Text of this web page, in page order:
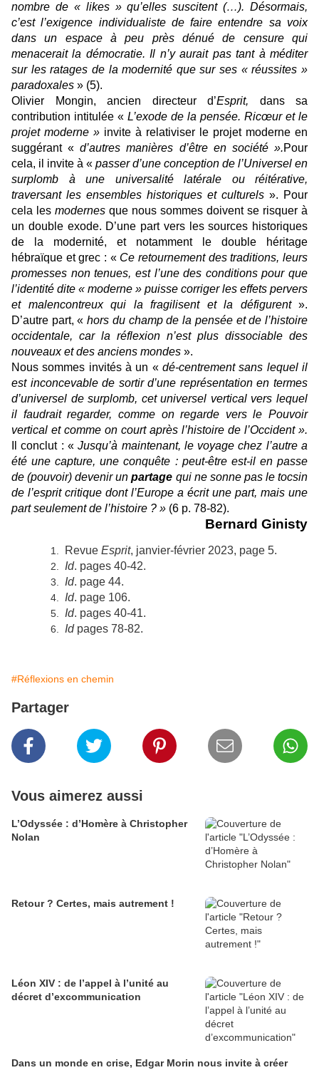
nombre de « likes » qu’elles suscitent (…). Désormais,
c’est l’exigence individualiste de faire entendre sa voix
dans un espace à peu près dénué de censure qui
menacerait la démocratie. Il n’y aurait pas tant à méditer
sur les ratages de la modernité que sur ses « réussites »
paradoxales » (5).
Olivier Mongin, ancien directeur d’Esprit, dans sa
contribution intitulée « L’exode de la pensée. Ricœur et le
projet moderne » invite à relativiser le projet moderne en
suggérant «d’autres manières d’être en société ».Pour
cela, il invite à « passer d’une conception de l’Universel en
surplomb à une universalité latérale ou réitérative,
traversant les ensembles historiques et culturels ». Pour
cela les modernes que nous sommes doivent se risquer à
un double exode. D’une part vers les sources historiques
de la modernité, et notamment le double héritage
hébraïque et grec : «Ce retournement des traditions, leurs
promesses non tenues, est l’une des conditions pour que
l’identité dite « moderne » puisse corriger les effets pervers
et malencontreux qui la fragilisent et la défigurent».
D’autre part, «hors du champ de la pensée et de l’histoire
occidentale, car la réflexion n’est plus dissociable des
nouveaux et des anciens mondes ».
Nous sommes invités à un « dé-centrement sans lequel il
est inconcevable de sortir d’une représentation en termes
d’universel de surplomb, cet universel vertical vers lequel
il faudrait regarder, comme on regarde vers le Pouvoir
vertical et comme on court après l’histoire de l’Occident ».
Il conclut : «Jusqu’à maintenant, le voyage chez l’autre a
été une capture, une conquête : peut-être est-il en passe
de (pouvoir) devenir unpartage qui ne sonne pas le tocsin
de l’esprit critique dont l’Europe a écrit une part, mais une
part seulement de l’histoire ? » (6 p. 78-82).
Bernard Ginisty
Revue Esprit, janvier-février 2023, page 5.
Id. pages 40-42.
Id. page 44.
Id. page 106.
Id. pages 40-41.
Idpages 78-82.
#Réflexions en chemin
Partager
Vous aimerez aussi
L’Odyssée : d’Homère à Christopher
Nolan
Retour ? Certes, mais autrement !
Léon XIV : de l’appel à l’unité au
décret d’excommunication
Dans un monde en crise, Edgar Morin nous invite à créer